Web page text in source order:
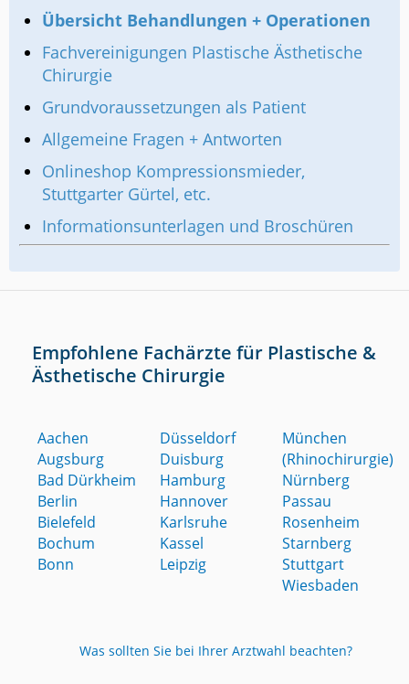
Übersicht Behandlungen + Operationen
Fachvereinigungen Plastische Ästhetische
Chirurgie
Grundvoraussetzungen als Patient
Allgemeine Fragen + Antworten
Onlineshop Kompressionsmieder,
Stuttgarter Gürtel, etc.
Informationsunterlagen und Broschüren
Empfohlene Fachärzte für Plastische &
Ästhetische Chirurgie
Aachen
Augsburg
Bad Dürkheim
Berlin
Bielefeld
Bochum
Bonn
Düsseldorf
Duisburg
Hamburg
Hannover
Karlsruhe
Kassel
Leipzig
München
(Rhinochirurgie)
Nürnberg
Passau
Rosenheim
Starnberg
Stuttgart
Wiesbaden
Was sollten Sie bei Ihrer Arztwahl beachten?